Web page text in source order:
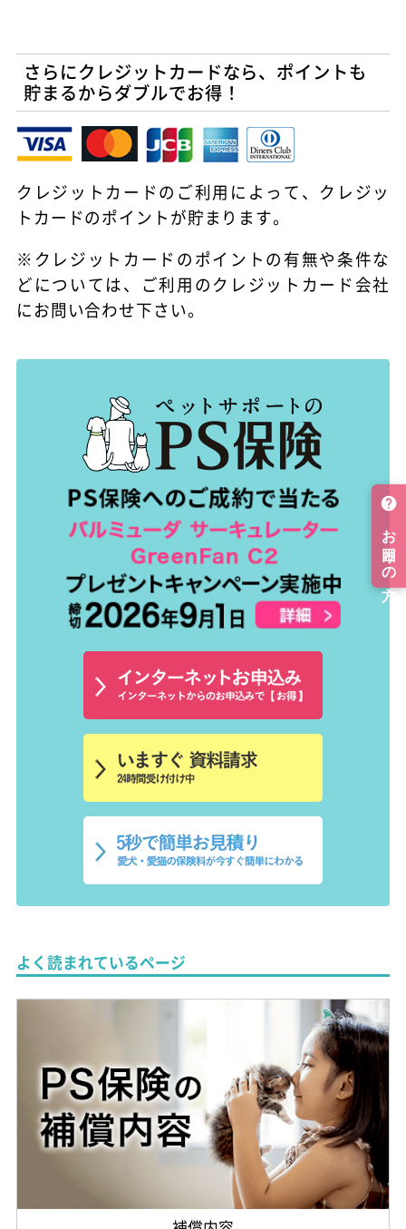
さらにクレジットカードなら、ポイントも
貯まるからダブルでお得！
クレジットカードのご利用によって、クレジッ
トカードのポイントが貯まります。
※クレジットカードのポイントの有無や条件な
どについては、ご利用のクレジットカード会社
にお問い合わせ下さい。
よく読まれているページ